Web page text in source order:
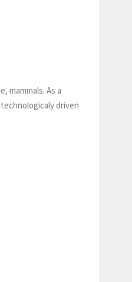
mammals. As a
driven